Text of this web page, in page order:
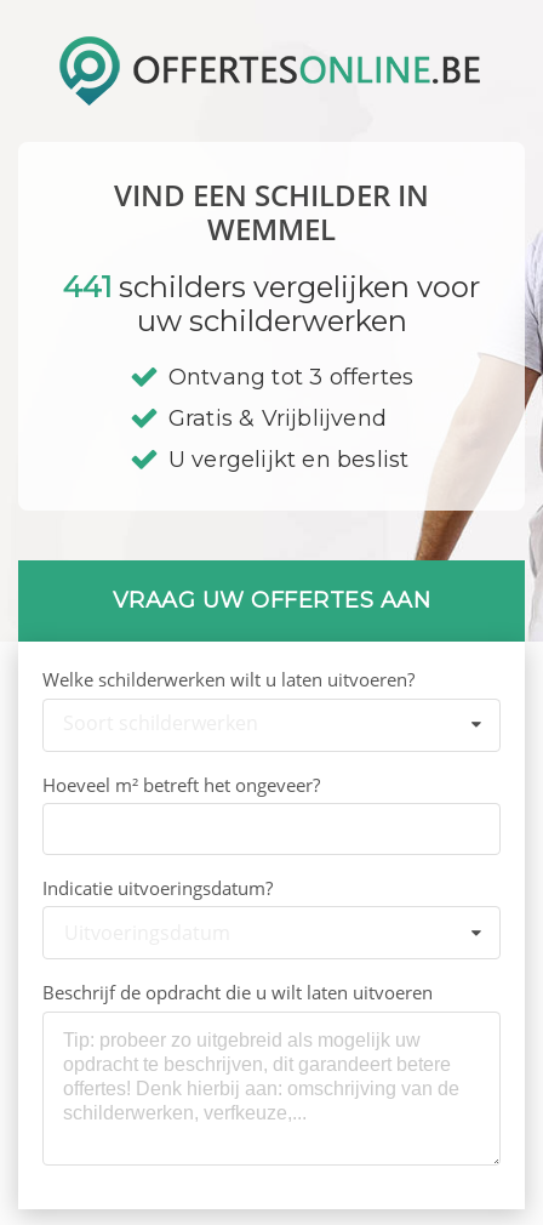
VIND EEN SCHILDER IN
WEMMEL
441 schilders vergelijken voor
uw schilderwerken
Ontvang tot 3 offertes
Gratis & Vrijblijvend
U vergelijkt en beslist
VRAAG UW OFFERTES AAN
Welke schilderwerken wilt u laten uitvoeren?
Hoeveel m² betreft het ongeveer?
Indicatie uitvoeringsdatum?
Beschrijf de opdracht die u wilt laten uitvoeren